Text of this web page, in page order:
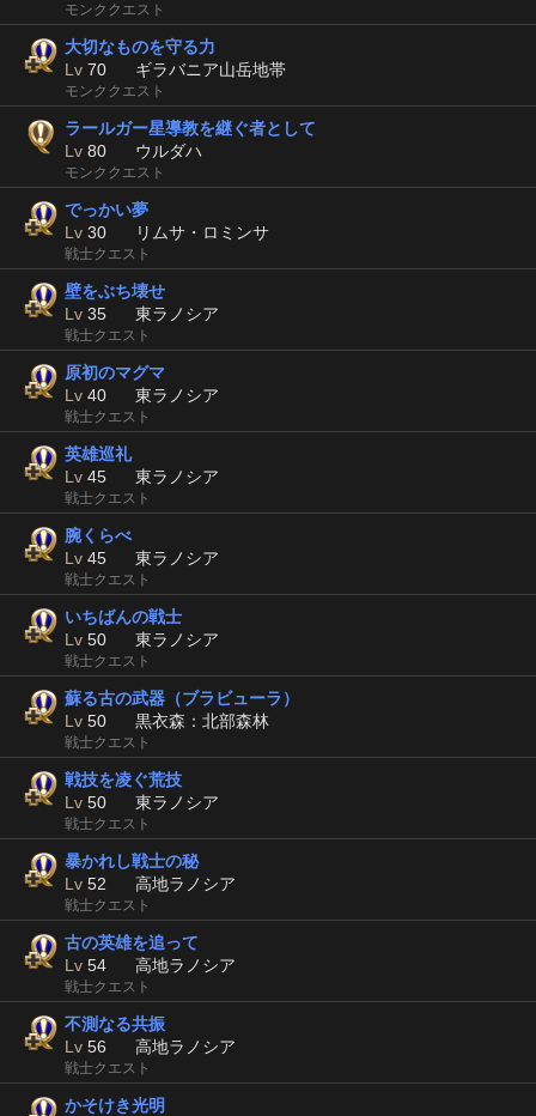
モンククエスト
大切なものを守る力
Lv 70 ギラバニア山岳地帯
モンククエスト
ラールガー星導教を継ぐ者として
Lv 80 ウルダハ
モンククエスト
でっかい夢
Lv 30 リムサ・ロミンサ
戦士クエスト
壁をぶち壊せ
Lv 35 東ラノシア
戦士クエスト
原初のマグマ
Lv 40 東ラノシア
戦士クエスト
英雄巡礼
Lv 45 東ラノシア
戦士クエスト
腕くらべ
Lv 45 東ラノシア
戦士クエスト
いちばんの戦士
Lv 50 東ラノシア
戦士クエスト
蘇る古の武器（ブラビューラ）
Lv 50 黒衣森：北部森林
戦士クエスト
戦技を凌ぐ荒技
Lv 50 東ラノシア
戦士クエスト
暴かれし戦士の秘
Lv 52 高地ラノシア
戦士クエスト
古の英雄を追って
Lv 54 高地ラノシア
戦士クエスト
不測なる共振
Lv 56 高地ラノシア
戦士クエスト
かそけき光明